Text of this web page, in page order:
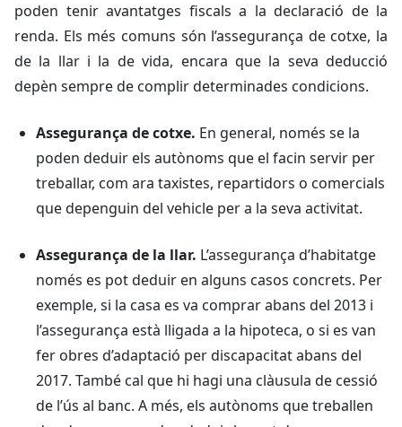
poden tenir avantatges fiscals a la declaració de la
renda. Els més comuns són l’assegurança de cotxe, la
de la llar i la de vida, encara que la seva deducció
depèn sempre de complir determinades condicions.
Assegurança de cotxe. En general, només se la
poden deduir els autònoms que el facin servir per
treballar, com ara taxistes, repartidors o comercials
que depenguin del vehicle per a la seva activitat.
Assegurança de la llar. L’assegurança d’habitatge
només es pot deduir en alguns casos concrets. Per
exemple, si la casa es va comprar abans del 2013 i
l’assegurança està lligada a la hipoteca, o si es van
fer obres d’adaptació per discapacitat abans del
2017. També cal que hi hagi una clàusula de cessió
de l’ús al banc. A més, els autònoms que treballen